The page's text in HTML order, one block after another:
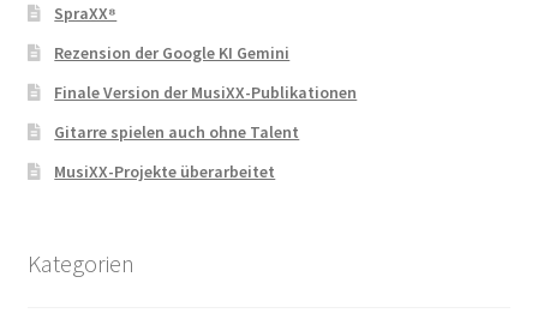
SpraXX⁸
Rezension der Google KI Gemini
Finale Version der MusiXX-Publikationen
Gitarre spielen auch ohne Talent
MusiXX-Projekte überarbeitet
Kategorien